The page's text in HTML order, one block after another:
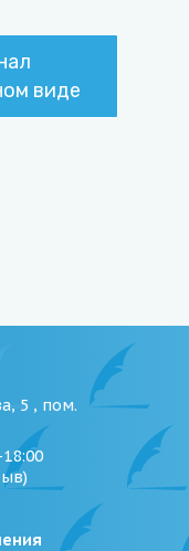
виде
5 , пом.